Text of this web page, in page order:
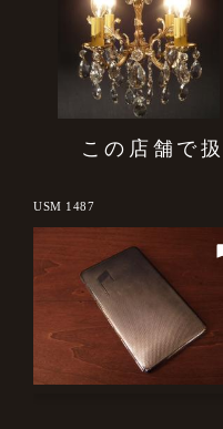
この店舗で
USM 1487